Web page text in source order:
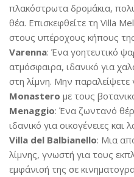
πλακόστρωτα δρομάκια,
θέα. Επισκεφθείτε τη Villa
στους υπέροχους κήπους
Varenna: Ένα γοητευτικό
ατμόσφαιρα, ιδανικό για
στη λίμνη. Μην παραλείψετε
Monastero με τους
Menaggio: Ένα ζωντανό
ιδανικό για οικογένειες
Villa del Balbianello: Μια
λίμνης, γνωστή για τους
εμφάνισή της σε